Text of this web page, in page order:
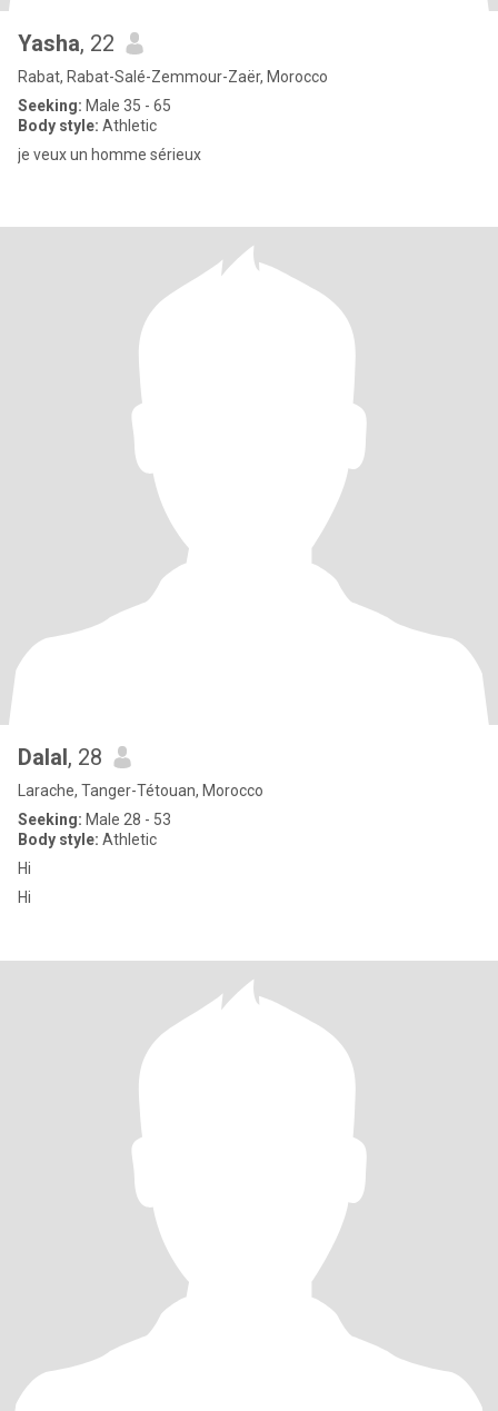
Yasha, 22
Rabat, Rabat-Salé-Zemmour-Zaër, Morocco
Seeking: Male 35 - 65
Body style: Athletic
je veux un homme sérieux
Dalal, 28
Larache, Tanger-Tétouan, Morocco
Seeking: Male 28 - 53
Body style: Athletic
Hi
Hi